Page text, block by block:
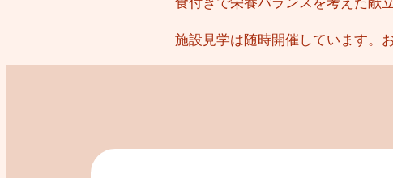
施設見学は随時開催しています。